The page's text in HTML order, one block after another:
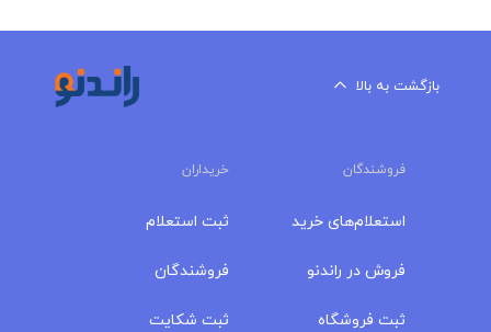
بازگشت به بالا
فروشندگان خریداران
استعلام‌های خرید
فروش در راندنو
ثبت فروشگاه
ثبت استعلام
فروشندگان
ثبت شکایت